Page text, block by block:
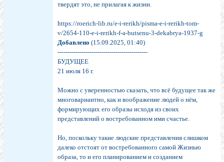
твердят это, не прилагая к жизни.
https://roerich-lib.ru/e-i-rerikh/pisma-e-i-rerikh-tom-
v/2654-110-e-i-rerikh-f-a-butsenu-3-dekabrya-1937-g
Добавлено (15.09.2025, 01:40)
---------------------------------------------
БУДУЩЕЕ
21 июля 16 г.
Можно с уверенностью сказать, что всё будущее так же
многовариантно, как и воображение людей о нём,
формирующих его образы исходя из своих
представлений о востребованном ими счастье.
Но, поскольку такие людские представления слишком
далеко отстоят от востребованного самой Жизнью
образа, то и его планированием и созданием